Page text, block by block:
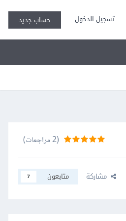
تسجيل الدخول حساب جديد
(2 مراجعات)
مشاركة متابعون 7